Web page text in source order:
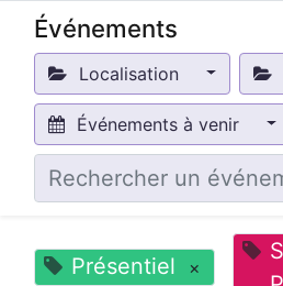
Événements
Localisation
Événements à venir
Présentiel ×